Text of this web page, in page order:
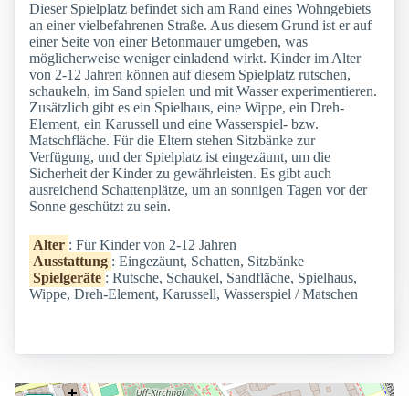
Dieser Spielplatz befindet sich am Rand eines Wohngebiets
an einer vielbefahrenen Straße. Aus diesem Grund ist er auf
einer Seite von einer Betonmauer umgeben, was
möglicherweise weniger einladend wirkt. Kinder im Alter
von 2-12 Jahren können auf diesem Spielplatz rutschen,
schaukeln, im Sand spielen und mit Wasser experimentieren.
Zusätzlich gibt es ein Spielhaus, eine Wippe, ein Dreh-
Element, ein Karussell und eine Wasserspiel- bzw.
Matschfläche. Für die Eltern stehen Sitzbänke zur
Verfügung, und der Spielplatz ist eingezäunt, um die
Sicherheit der Kinder zu gewährleisten. Es gibt auch
ausreichend Schattenplätze, um an sonnigen Tagen vor der
Sonne geschützt zu sein.
Alter : Für Kinder von 2-12 Jahren
Ausstattung : Eingezäunt, Schatten, Sitzbänke
Spielgeräte : Rutsche, Schaukel, Sandfläche, Spielhaus,
Wippe, Dreh-Element, Karussell, Wasserspiel / Matschen